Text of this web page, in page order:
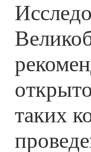
таких